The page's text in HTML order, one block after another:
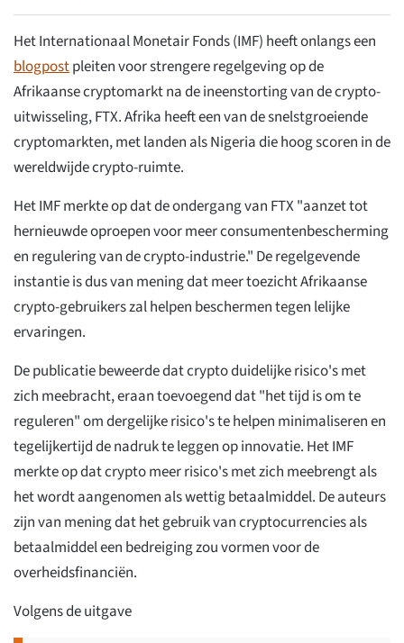
Het Internationaal Monetair Fonds (IMF) heeft onlangs een
blogpostpleiten voor strengere regelgeving op de
Afrikaanse cryptomarkt na de ineenstorting van de crypto-
uitwisseling, FTX. Afrika heeft een van de snelstgroeiende
cryptomarkten, met landen als Nigeria die hoog scoren in de
wereldwijde crypto-ruimte.
Het IMF merkte op dat de ondergang van FTX "aanzet tot
hernieuwde oproepen voor meer consumentenbescherming
en regulering van de crypto-industrie." De regelgevende
instantie is dus van mening dat meer toezicht Afrikaanse
crypto-gebruikers zal helpen beschermen tegen lelijke
ervaringen.
De publicatie beweerde dat crypto duidelijke risico's met
zich meebracht, eraan toevoegend dat "het tijd is om te
reguleren" om dergelijke risico's te helpen minimaliseren en
tegelijkertijd de nadruk te leggen op innovatie. Het IMF
merkte op dat crypto meer risico's met zich meebrengt als
het wordt aangenomen als wettig betaalmiddel. De auteurs
zijn van mening dat het gebruik van cryptocurrencies als
betaalmiddel een bedreiging zou vormen voor de
overheidsfinanciën.
Volgens de uitgave